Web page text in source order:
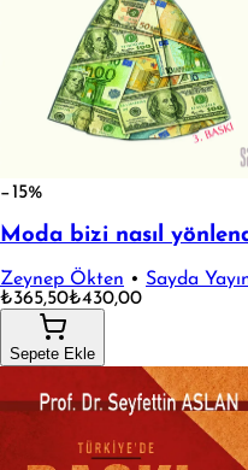
−15%
Moda bizi nasıl
Zeynep Ökten • Sayda
₺365,50₺430,00
Sepete Ekle